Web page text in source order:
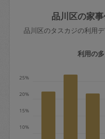
依頼者不在によ
金額の100%＋交
※例：依頼日時／
きた場合は損害
ご注意ください。
玉、など
あわせてこちら
はありますか？
品川区の家
品川区のタスカジの利用
利用の
10%
15%
20%
25%